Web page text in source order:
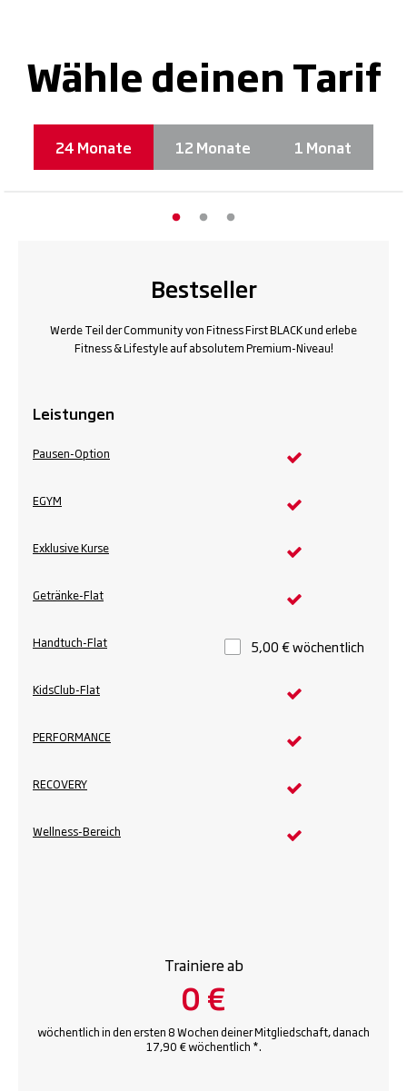
Wähle deinen Tarif
24 Monate 12 Monate 1 Monat
Bestseller
Werde Teil der Community von Fitness First BLACK und erlebe
Fitness & Lifestyle auf absolutem Premium-Niveau!
Leistungen
Pausen-Option
EGYM
Exklusive Kurse
Getränke-Flat
Handtuch-Flat
KidsClub-Flat
PERFORMANCE
RECOVERY
Wellness-Bereich
5,00 € wöchentlich
Trainiere ab
0 €
wöchentlich in den ersten 8 Wochen deiner Mitgliedschaft, danach
17,90 € wöchentlich *.